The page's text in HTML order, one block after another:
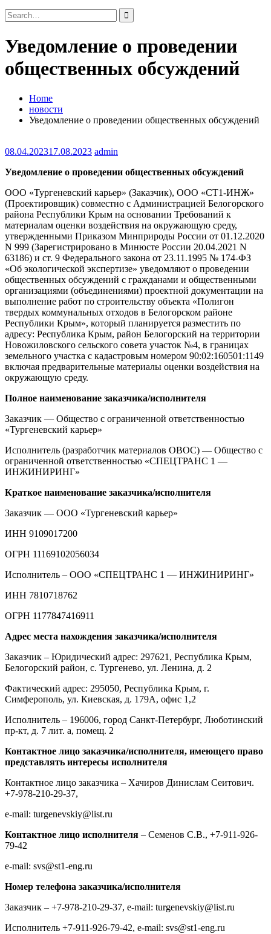
Search
for:
Уведомление о проведении
общественных обсуждений
Home
новости
Уведомление о проведении общественных обсуждений
08.04.202317.08.2023 admin
Уведомление о проведении общественных обсуждений
ООО «Тургеневский карьер» (Заказчик), ООО «СТ1-ИНЖ»
(Проектировщик) совместно с Администрацией Белогорского
района Республики Крым на основании Требований к
материалам оценки воздействия на окружающую среду,
утвержденными Приказом Минприроды России от 01.12.2020
N 999 (Зарегистрировано в Минюсте России 20.04.2021 N
63186) и ст. 9 Федерального закона от 23.11.1995 № 174-ФЗ
«Об экологической экспертизе» уведомляют о проведении
общественных обсуждений с гражданами и общественными
организациями (объединениями) проектной документации на
выполнение работ по строительству объекта «Полигон
твердых коммунальных отходов в Белогорском районе
Республики Крым», который планируется разместить по
адресу: Республика Крым, район Белогорский на территории
Новожиловского сельского совета участок №4, в границах
земельного участка с кадастровым номером 90:02:160501:1149
включая предварительные материалы оценки воздействия на
окружающую среду.
Полное наименование заказчика/исполнителя
Заказчик — Общество с ограниченной ответственностью
«Тургеневский карьер»
Исполнитель (разработчик материалов ОВОС) — Общество с
ограниченной ответственностью «СПЕЦТРАНС 1 —
ИНЖИНИРИНГ»
Краткое наименование заказчика/исполнителя
Заказчик — ООО «Тургеневский карьер»
ИНН 9109017200
ОГРН 11169102056034
Исполнитель – ООО «СПЕЦТРАНС 1 — ИНЖИНИРИНГ»
ИНН 7810718762
ОГРН 1177847416911
Адрес места нахождения заказчика/исполнителя
Заказчик – Юридический адрес: 297621, Республика Крым,
Белогорский район, с. Тургенево, ул. Ленина, д. 2
Фактический адрес: 295050, Республика Крым, г.
Симферополь, ул. Киевская, д. 179А, офис 1,2
Исполнитель – 196006, город Санкт-Петербург, Люботинский
пр-кт, д. 7 лит. а, помещ. 2
Контактное лицо заказчика/исполнителя, имеющего право
представлять интересы исполнителя
Контактное лицо заказчика – Хачиров Динислам Сеитович.
+7-978-210-29-37,
e-mail: turgenevskiy@list.ru
Контактное лицо исполнителя – Семенов С.В., +7-911-926-
79-42
e-mail: svs@st1-eng.ru
Номер телефона заказчика/исполнителя
Заказчик – +7-978-210-29-37, e-mail: turgenevskiy@list.ru
Исполнитель +7-911-926-79-42, e-mail: svs@st1-eng.ru